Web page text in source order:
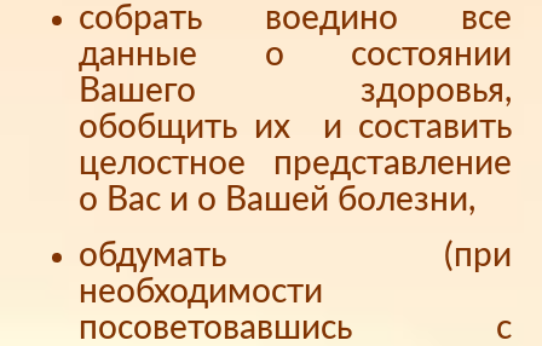
собрать воедино все
данные о состоянии
Вашего здоровья,
обобщить их и составить
целостное представление
о Вас и о Вашей болезни,
обдумать (при
необходимости
посоветовавшись с